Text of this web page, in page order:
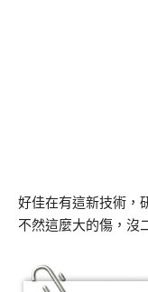
好佳在有這新技術，
不然這麼大的傷，沒